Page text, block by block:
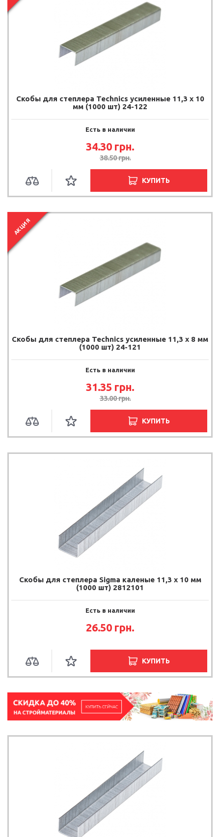
Скобы для степлера Technics усиленные 11,3 х 10
мм (1000 шт) 24-122
Есть в наличии
34.30 грн.
38.50грн.
КУПИТЬ
АКЦИЯ
Скобы для степлера Technics усиленные 11,3 х 8 мм
(1000 шт) 24-121
Есть в наличии
31.35 грн.
33.00грн.
КУПИТЬ
Скобы для степлера Sigma каленые 11,3 х 10 мм
(1000 шт) 2812101
Есть в наличии
26.50 грн.
КУПИТЬ